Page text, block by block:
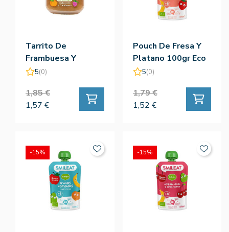
Tarrito De
Frambuesa Y
Melocoton 130 Gr.
5(0)
1,85 €
1,57 €
Pouch De Fresa Y
Platano 100gr Eco
- Smileat
5(0)
1,79 €
1,52 €
-15% -15%